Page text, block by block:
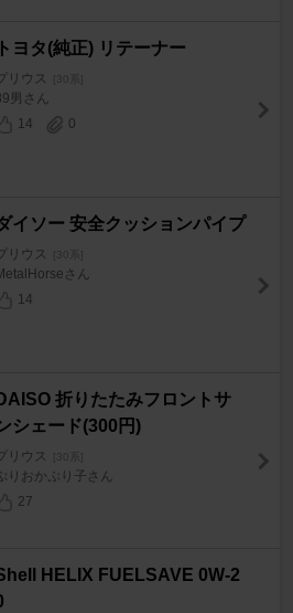
トヨタ(純正) リテーナー
プリウス [30系]
男さん
14
0
イソー 安全クッションパイプ
プリウス [30系]
さん
14
折りたたみフロントサ
シェード(300円)
プリウス [30系]
ぷりおかぷり子さん
27
HELIX FUELSAVE 0W-2